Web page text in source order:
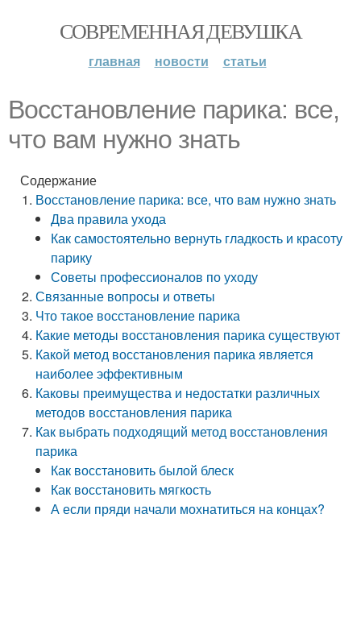
СОВРЕМЕННАЯ ДЕВУШКА
главная новости статьи
Восстановление парика: все,
что вам нужно знать
Содержание
Восстановление парика: все, что вам нужно знать
Два правила ухода
Как самостоятельно вернуть гладкость и красоту
парику
Советы профессионалов по уходу
Связанные вопросы и ответы
Что такое восстановление парика
Какие методы восстановления парика существуют
Какой метод восстановления парика является
наиболее эффективным
Каковы преимущества и недостатки различных
методов восстановления парика
Как выбрать подходящий метод восстановления
парика
Как восстановить былой блеск
Как восстановить мягкость
А если пряди начали мохнатиться на концах?